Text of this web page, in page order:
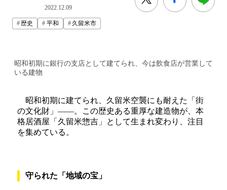
2022.12.09
歴史 平和 久留米市
昭和初期に銀行の支店として建てられ、今は飲食店が営業して
いる建物
昭和初期に建てられ、久留米空襲にも耐えた「街
の文化財」――。この歴史ある重厚な建造物が、本
格居酒屋「久留米惣吉」として生まれ変わり、注目
を集めている。
守られた「地域の宝」